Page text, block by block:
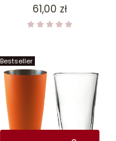
Cena
61,00 zł
Bestseller